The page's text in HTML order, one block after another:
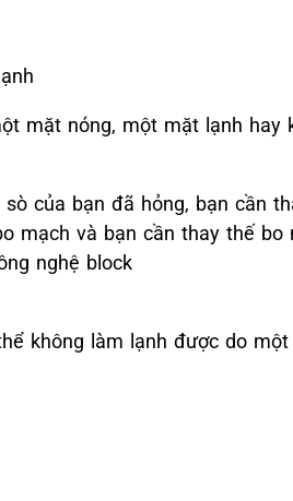
mặt nóng, một mặt lạnh hay
của bạn đã hỏng, bạn cần
mạch và bạn cần thay thế bo
nghệ block
không làm lạnh được do